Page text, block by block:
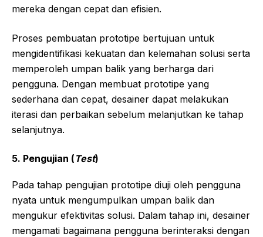
mereka dengan cepat dan efisien.
Proses pembuatan prototipe bertujuan untuk
mengidentifikasi kekuatan dan kelemahan solusi serta
memperoleh umpan balik yang berharga dari
pengguna. Dengan membuat prototipe yang
sederhana dan cepat, desainer dapat melakukan
iterasi dan perbaikan sebelum melanjutkan ke tahap
selanjutnya.
5. Pengujian ( Test)
Pada tahap pengujian prototipe diuji oleh pengguna
nyata untuk mengumpulkan umpan balik dan
mengukur efektivitas solusi. Dalam tahap ini, desainer
mengamati bagaimana pengguna berinteraksi dengan